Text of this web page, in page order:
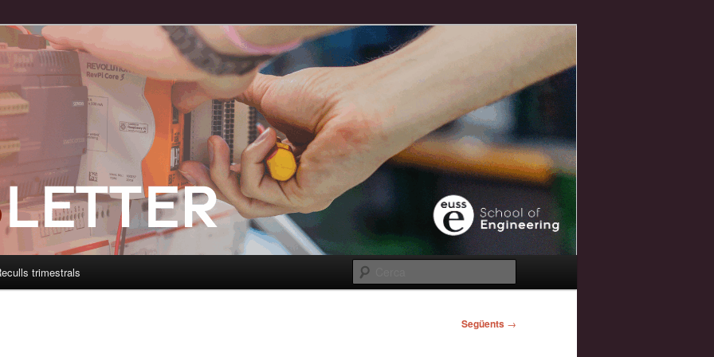
trimestrals
Següents →